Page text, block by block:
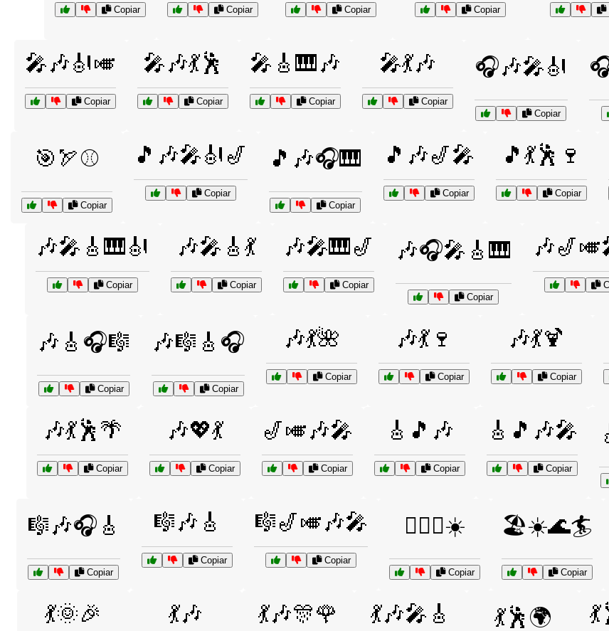
Copiar Copiar Copiar Copiar
🎤🎶🎻🎺
Copiar
🎤🎶💃🕺
Copiar
🎤🎸🎹🎶
Copiar
🎤💃🎶
Copiar
🎧🎶🎤🎻
Copiar
🎯🏹⚾
Copiar
🎵🎶🎤🎻🎷
Copiar
🎵🎶🎧🎹
Copiar
🎵🎶🎷🎤
Copiar
🎵💃🕺🍷
Copiar
🎶🎤🎸🎹🎻
Copiar
🎶🎤🎸💃
Copiar
🎶🎤🎹🎷
Copiar
🎶🎧🎤🎸🎹
Copiar
🎶🎸🎧🎼
Copiar
🎶🎼🎸🎧
Copiar
🎶💃🌺
Copiar
🎶💃🍷
Copiar
🎶💃🍹
Copiar
🎶💃🕺🌴
Copiar
🎶💖💃
Copiar
🎷🎺🎶🎤
Copiar
🎸🎵🎶
Copiar
🎸🎵🎶🎤
Copiar
🎼🎶🎧🎸
Copiar
🎼🎶🎸
Copiar
🎼🎷🎺🎶🎤
Copiar
🏄‍♀️🌊☀️
Copiar
🏖️☀️🌊🏄
Copiar
💃🌞🎉 💃🎶 💃🎶🎊🌹 💃🎶🎤🎸 💃🕺🌍